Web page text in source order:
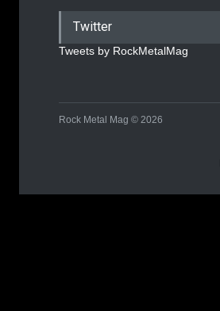
Twitter
Tweets by RockMetalMag
Rock Metal Mag © 2026